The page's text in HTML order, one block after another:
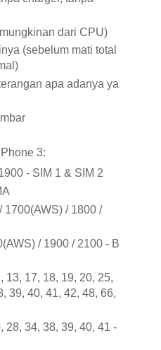
dari CPU)
(sebelum mati total
apa adanya ya
3:
- SIM 1 & SIM 2
1700(AWS) / 1800 /
/ 1900 / 2100 - B
13, 17, 18, 19, 20, 25,
39, 40, 41, 42, 48, 66,
28, 34, 38, 39, 40, 41 -